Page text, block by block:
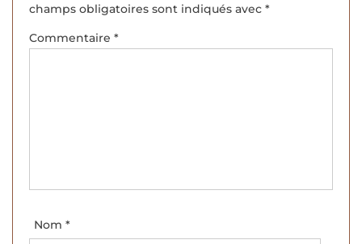
champs obligatoires sont indiqués avec *
Commentaire *
Nom *